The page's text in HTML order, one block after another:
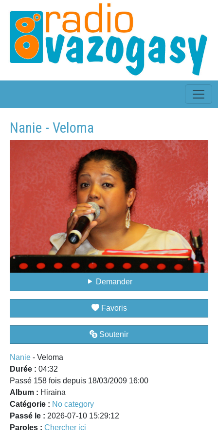
Nanie - Veloma
Demander
Favoris
Soutenir
Nanie - Veloma
Durée : 04:32
Passé 158 fois depuis 18/03/2009 16:00
Album : Hiraina
Catégorie : No category
Passé le : 2026-07-10 15:29:12
Paroles : Chercher ici